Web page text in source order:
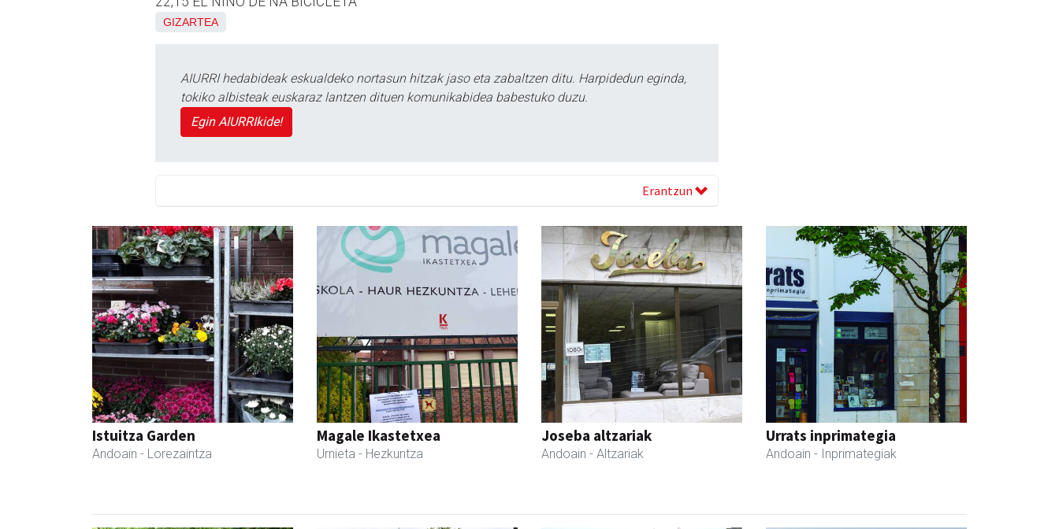
GIZARTEA
AIURRI hedabideak eskualdeko nortasun hitzak jaso eta zabaltzen ditu. Harpidedun eginda,
tokiko albisteak euskaraz lantzen dituen komunikabidea babestuko duzu.
Egin AIURRIkide!
Erantzun
Istuitza Garden
Andoain - Lorezaintza
Magale Ikastetxea
Urnieta - Hezkuntza
Joseba altzariak
Andoain - Altzariak
Urrats inprimategia
Andoain - Inprimategiak